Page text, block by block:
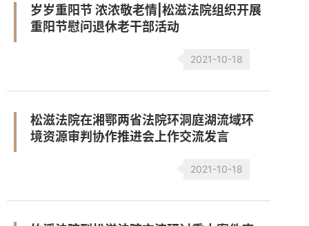
岁岁重阳节 浓浓敬老情|松滋法院组织开展
重阳节慰问退休老干部活动
2021-10-18
松滋法院在湘鄂两省法院环洞庭湖流域环
境资源审判协作推进会上作交流发言
2021-10-18